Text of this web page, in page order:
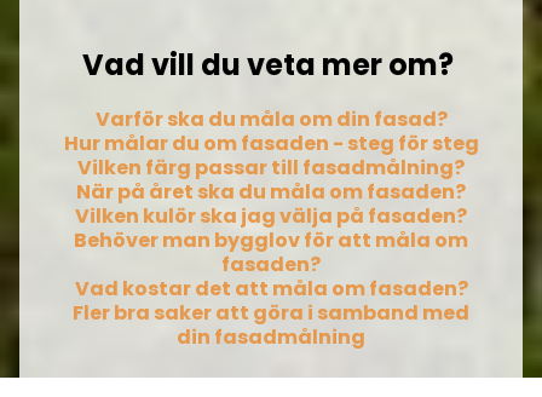
Vad vill du veta mer om?
Varför ska du måla om din fasad?
Hur målar du om fasaden - steg för steg
Vilken färg passar till fasadmålning?
När på året ska du måla om fasaden?
Vilken kulör ska jag välja på fasaden?
Behöver man bygglov för att måla om
fasaden?
Vad kostar det att måla om fasaden?
Fler bra saker att göra i samband med
din fasadmålning